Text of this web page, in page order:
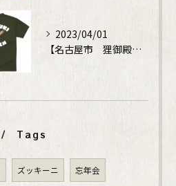
2023/04/01
【名古屋市 狸御殿】鉄板焼でディナータイム
Tags
ズッキーニ 忘年会